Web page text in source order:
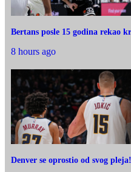
Bertans posle 15 godina rekao
8 hours ago
Denver se oprostio od svog pleja!